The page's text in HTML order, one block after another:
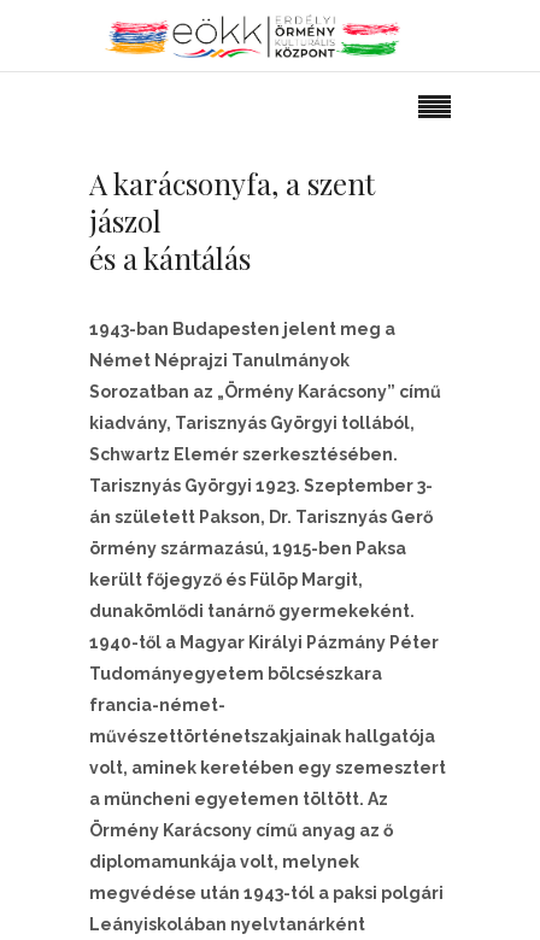
A karácsonyfa, a szent
jászol
és a kántálás
1943-ban Budapesten jelent meg a
Német Néprajzi Tanulmányok
Sorozatban az „Örmény Karácsony” című
kiadvány, Tarisznyás Györgyi tollából,
Schwartz Elemér szerkesztésében.
Tarisznyás Györgyi 1923. Szeptember 3-
án született Pakson, Dr. Tarisznyás Gerő
örmény származású, 1915-ben Paksa
került főjegyző és Fülöp Margit,
dunakömlődi tanárnő gyermekeként.
1940-től a Magyar Királyi Pázmány Péter
Tudományegyetem bölcsészkara
francia-német-
művészettörténetszakjainak hallgatója
volt, aminek keretében egy szemesztert
a müncheni egyetemen töltött. Az
Örmény Karácsony című anyag az ő
diplomamunkája volt, melynek
megvédése után 1943-tól a paksi polgári
Leányiskolában nyelvtanárként